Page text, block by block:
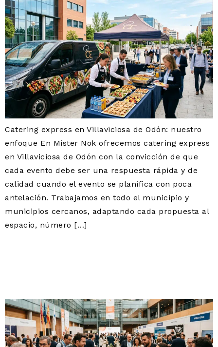
Catering express en Villaviciosa de Odón: nuestro
enfoque En Mister Nok ofrecemos catering express
en Villaviciosa de Odón con la convicción de que
cada evento debe ser una respuesta rápida y de
calidad cuando el evento se planifica con poca
antelación. Trabajamos en todo el municipio y
municipios cercanos, adaptando cada propuesta al
espacio, número […]